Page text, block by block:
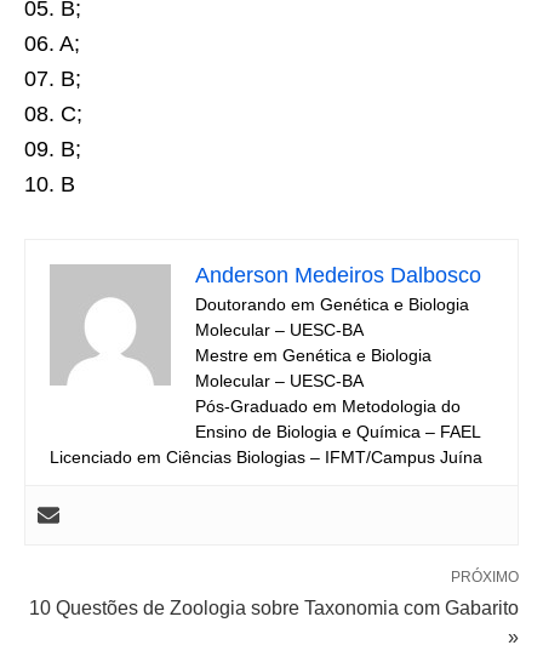
05. B;
06. A;
07. B;
08. C;
09. B;
10. B
Anderson Medeiros Dalbosco
Doutorando em Genética e Biologia
Molecular – UESC-BA
Mestre em Genética e Biologia
Molecular – UESC-BA
Pós-Graduado em Metodologia do
Ensino de Biologia e Química – FAEL
Licenciado em Ciências Biologias – IFMT/Campus Juína
PRÓXIMO
10 Questões de Zoologia sobre Taxonomia com Gabarito
»